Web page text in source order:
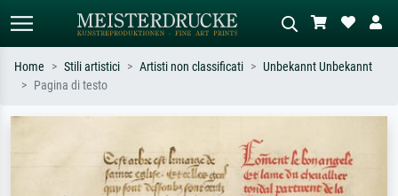
Monet, Notte stellata,
Impressionismo, onda di Hokusai,
nudo.
astratto con molto rosso, dipinto a
olio scuro, nudo in piedi vicino a un
albero.
Home Stili artistici Artisti non classificati
Unbekannt Unbekannt
Pagina di testo